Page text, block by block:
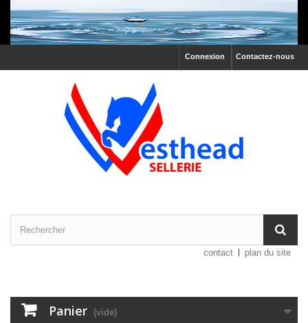
Contactez-nous
Connexion
contact plan du site
Panier (vide)